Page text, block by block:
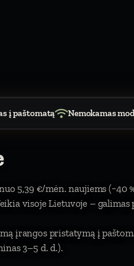
į paštomatą Nemokamas
5,39 €/mėn. naujiems (−40
visoje Lietuvoje –
įrangos pristatymą į
3–5 d. d.).